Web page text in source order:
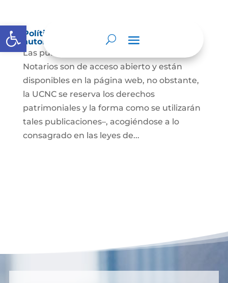
Abrir barra de herramientas
Política de derechos de autor y/o
autorización de uso sobre los contenidos
Las publicaciones de la UCNC y de los
Notarios son de acceso abierto y están
disponibles en la página web, no obstante,
la UCNC se reserva los derechos
patrimoniales y la forma como se utilizarán
tales publicaciones–, acogiéndose a lo
consagrado en las leyes de...